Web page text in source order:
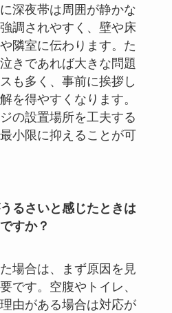
深夜帯は周囲が静かな
調されやすく、壁や床
隣室に伝わります。た
きであれば大きな問題
も多く、事前に挨拶し
を得やすくなります。
の設置場所を工夫する
小限に抑えることが可
るさいと感じたときは
すか？
場合は、まず原因を見
です。空腹やトイレ、
由がある場合は対応が